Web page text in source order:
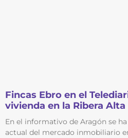
Fincas Ebro en el
vivienda en la Ribera Alta
En el informativo de Aragón se
actual del mercado inmobiliario